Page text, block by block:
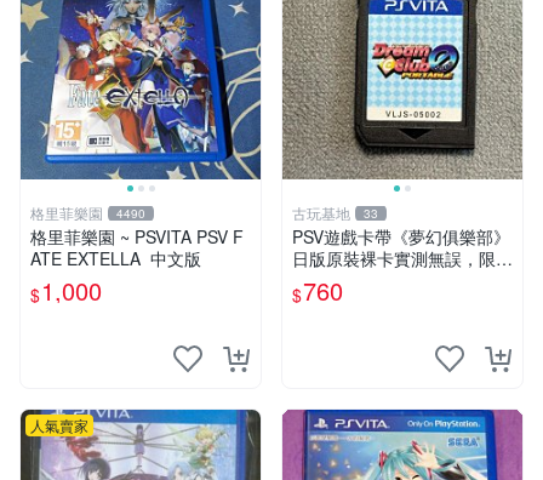
格里菲樂園 4490
格里菲樂園 ~ PSVITA PSV F
ATE EXTELLA 中文版
$1,000
古玩基地 33
PSV遊戲卡帶《夢幻俱樂部》
日版原裝裸卡實測無誤，限S
ONY PSV機支援 psv psv游戲
psv夢幻俱樂部
$760
人氣賣家